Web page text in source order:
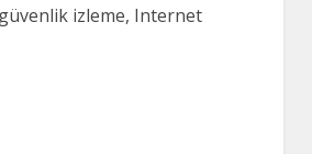
izleme, Internet